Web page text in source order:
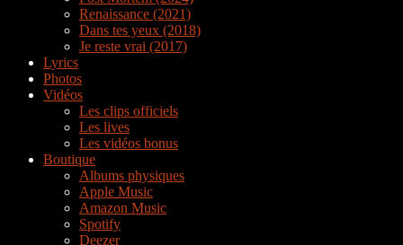
Renaissance (2021)
Dans tes yeux (2018)
Je reste vrai (2017)
Lyrics
Photos
Vidéos
Les clips officiels
Les lives
Les vidéos bonus
Boutique
Albums physiques
Apple Music
Amazon Music
Spotify
Deezer